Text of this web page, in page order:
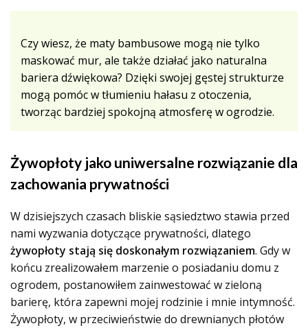
Czy wiesz, że maty bambusowe mogą nie tylko
maskować mur, ale także działać jako naturalna
bariera dźwiękowa? Dzięki swojej gęstej strukturze
mogą pomóc w tłumieniu hałasu z otoczenia,
tworząc bardziej spokojną atmosferę w ogrodzie.
Żywopłoty jako uniwersalne rozwiązanie dla
zachowania prywatności
W dzisiejszych czasach bliskie sąsiedztwo stawia przed
nami wyzwania dotyczące prywatności, dlatego
żywopłoty stają się doskonałym rozwiązaniem. Gdy w
końcu zrealizowałem marzenie o posiadaniu domu z
ogrodem, postanowiłem zainwestować w zieloną
barierę, która zapewni mojej rodzinie i mnie intymność.
Żywopłoty, w przeciwieństwie do drewnianych płotów